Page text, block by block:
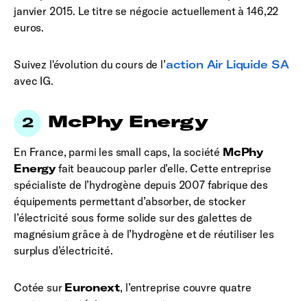
janvier 2015. Le titre se négocie actuellement à 146,22
euros.
Suivez l'évolution du cours de l’action Air Liquide SA
avec IG.
McPhy Energy
En France, parmi les small caps, la société McPhy
Energyfait beaucoup parler d’elle. Cette entreprise
spécialiste de l’hydrogène depuis 2007 fabrique des
équipements permettant d’absorber, de stocker
l’électricité sous forme solide sur des galettes de
magnésium grâce à de l’hydrogène et de réutiliser les
surplus d’électricité.
Cotée sur Euronext, l’entreprise couvre quatre